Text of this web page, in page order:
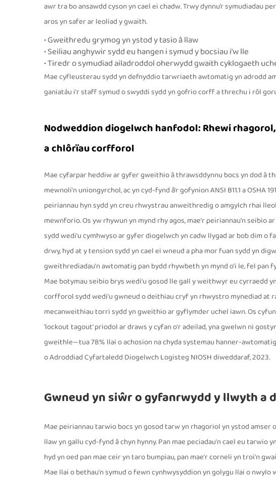
awr tra bo ansawdd cyson yn cael ei chadw. Trwy dynnu’r symudiadau
aros yn safer ar leoliad y gwaith.
• Gweithredu grymog yn ystod y tasio â llaw
• Seiliau anghywir sydd eu hangen i symud y bocsiau i’w lle
• Tiredr o symudiad ailadroddol oherwydd gwaith cyklogaeth
Mae cyfleusterau sydd yn defnyddio tarwriaeth awtomatig yn adrodd
ganiatáu i'r staff symud o swyddi sydd yn gofrio corff a threchu i rôl
Nodweddion diogelwch hanfodol: Rhewi
a chlôrïau corfforol
Mae cyfarpar heddiw ar gyfer gweithio â thrawsddynnu bocs yn dod â
mewnoli'n uniongyrchol, ac yn cyd-fynd â'r gofynion ANSI B11.1 a OSHA
peiriannau hyn sydd yn creu rhwystrau anweithredig o amgylch rhai
mewnforio. Os yw rhywun yn mynd rhy agos, mae'r peiriannau'n seibio
sydd wedi'u cymhwyso ar gyfer diogelwch yn cadw llygad ar bob dim o
drwy, hyd at y tension sydd yn cael ei wneud a pha mor fuan sydd yn
gweithrediadau'n awtomatig pan bydd rhywbeth yn mynd o'i le, fel pan
Mae botymau seibio brys wedi'u gosod lle gall y weithwyr eu cyrraedd
corfforol sydd wedi'u gwneud o deithiau cryf yn rhwystro mynediad at
mecanweithiau torri sydd yn gweithio ar gyflymder uchel iawn. Os
'lockout tagout' priodol ar draws y cyfan o'r adeilad, yna gwelwn ni
gweithle—tua 78% llai o achosion na chyda systemau hanner-
o Adroddiad Cyfartaledd Diogelwch Logisteg NIOSH diweddaraf, 2023.
Gwneud yn siŵr o gyfanrwydd y llwyth a
Mae peiriannau tarwio bocs yn gosod tarw yn rhagoriol yn ystod amser
llaw yn gallu cyd-fynd â chyn hynny. Pan mae peciadau'n cael eu
hyd yn oed pan mae ceir yn taro bumpiau, pan mae'r corneli yn troi'n
Mae llai o bethau'n symud o fewn cynhwysyddion yn golygu llai o